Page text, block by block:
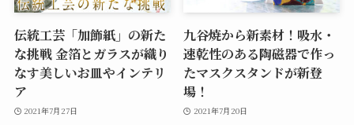
伝統工芸「加飾紙」の新た
な挑戦 金箔とガラスが織り
なす美しいお皿やインテリ
ア
2021年7月27日
九谷焼から新素材！吸水・
速乾性のある陶磁器で作っ
たマスクスタンドが新登
場！
2021年7月20日